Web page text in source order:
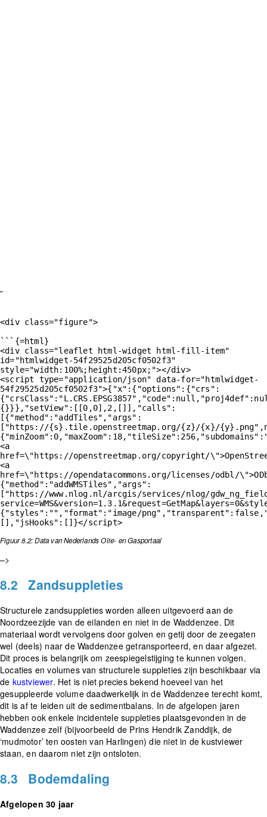
”
<div class="figure">
```{=html}
<div class="leaflet html-widget html-fill-item"
id="htmlwidget-54f29525d205cf0502f3"
style="width:100%;height:450px;"></div>
<script type="application/json" data-for="htmlwidget-
54f29525d205cf0502f3">{"x":{"options":{"crs":
{}}},"setView":[[0,0],2,[]],"calls":
[{"method":"addTiles","args":
["https://{s}.tile.openstreetmap.org/{z}/{x}/
<a
href=\"https://openstreetmap.org/copyright/
<a
href=\"https://opendatacommons.org/licenses/odbl/
{"method":"addWMSTiles","args":
["https://www.nlog.nl/arcgis/services/nlog/
{"styles":"","format":"image/
[],"jsHooks":[]}</script>
Figuur 8.2: Data van Nederlands Olie- en Gasportaal
–>
8.2 Zandsuppleties
Structurele zandsuppleties worden alleen uitgevoerd aan de
Noordzeezijde van de eilanden en niet in de Waddenzee. Dit
materiaal wordt vervolgens door golven en getij door de zeegaten
wel (deels) naar de Waddenzee getransporteerd, en daar afgezet.
Dit proces is belangrijk om zeespiegelstijging te kunnen volgen.
Locaties en volumes van structurele suppleties zijn beschikbaar via
de kustviewer. Het is niet precies bekend hoeveel van het
gesuppleerde volume daadwerkelijk in de Waddenzee terecht komt,
dit is af te leiden uit de sedimentbalans. In de afgelopen jaren
hebben ook enkele incidentele suppleties plaatsgevonden in de
Waddenzee zelf (bijvoorbeeld de Prins Hendrik Zanddijk, de
‘mudmotor’ ten oosten van Harlingen) die niet in de kustviewer
staan, en daarom niet zijn ontsloten.
8.3 Bodemdaling
Afgelopen 30 jaar